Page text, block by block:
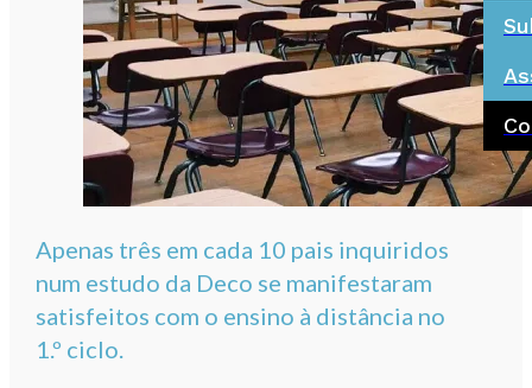
Apenas três em cada 10 pais inquiridos
num estudo da Deco se manifestaram
satisfeitos com o ensino à distância no
1.º ciclo.